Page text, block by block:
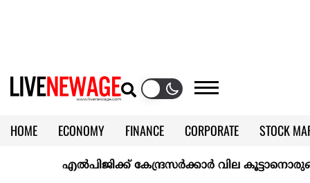
HOME ECONOMY FINANCE CORPORATE
STOCK
KERALA @70
എല്‍പിജിക്ക് കേന്ദ്രസർക്കാർ വില